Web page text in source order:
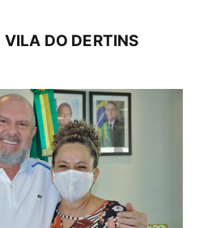
VILA DO DERTINS